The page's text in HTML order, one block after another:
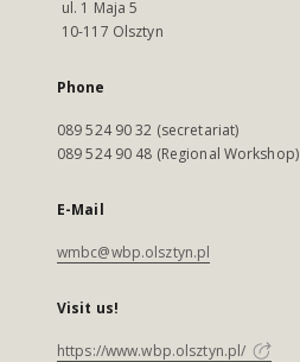
ul. 1 Maja 5
10-117 Olsztyn
Phone
089 524 90 32 (secretariat)
089 524 90 48 (Regional Workshop)
E-Mail
wmbc@wbp.olsztyn.pl
Visit us!
https://www.wbp.olsztyn.pl/